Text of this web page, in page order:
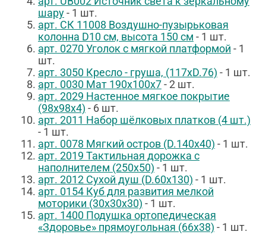
шару- 1 шт.
арт. СК 11008 Воздушно-пузырьковая
колонна D10 см, высота 150 см - 1 шт.
арт. 0270 Уголок с мягкой платформой - 1
шт.
арт. 3050 Кресло - груша, (117хD.76) - 1 шт.
арт. 0030 Мат 190х100х7- 2 шт.
арт. 2029 Настенное мягкое покрытие
(98х98х4) - 6 шт.
арт. 2011 Набор шёлковых платков (4 шт.)
- 1 шт.
арт. 0078 Мягкий остров (D.140х40) - 1 шт.
арт. 2019 Тактильная дорожка с
наполнителем (250х50) - 1 шт.
арт. 2012 Сухой душ (D.60х130) - 1 шт.
арт. 0154 Куб для развития мелкой
моторики (30х30х30) - 1 шт.
арт. 1400 Подушка ортопедическая
«Здоровье» прямоугольная (66х38) - 1 шт.